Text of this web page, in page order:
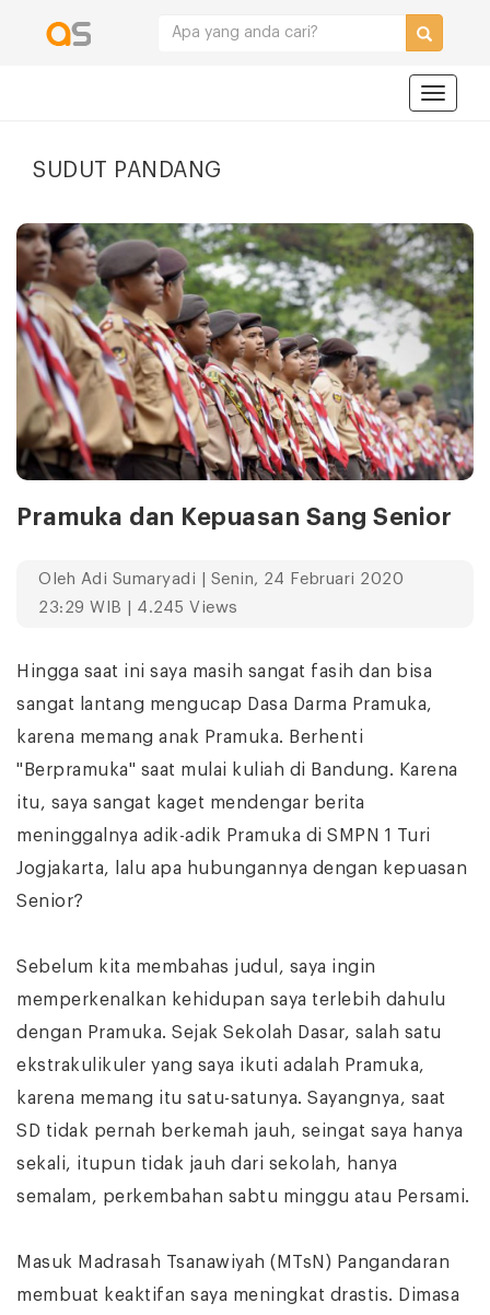
SUDUT PANDANG
Pramuka dan Kepuasan Sang Senior
Oleh Adi Sumaryadi | Senin, 24 Februari 2020
23:29 WIB | 4.245 Views
Hingga saat ini saya masih sangat fasih dan bisa
sangat lantang mengucap Dasa Darma Pramuka,
karena memang anak Pramuka. Berhenti
"Berpramuka" saat mulai kuliah di Bandung. Karena
itu, saya sangat kaget mendengar berita
meninggalnya adik-adik Pramuka di SMPN 1 Turi
Jogjakarta, lalu apa hubungannya dengan kepuasan
Senior?
Sebelum kita membahas judul, saya ingin
memperkenalkan kehidupan saya terlebih dahulu
dengan Pramuka. Sejak Sekolah Dasar, salah satu
ekstrakulikuler yang saya ikuti adalah Pramuka,
karena memang itu satu-satunya. Sayangnya, saat
SD tidak pernah berkemah jauh, seingat saya hanya
sekali, itupun tidak jauh dari sekolah, hanya
semalam, perkembahan sabtu minggu atau Persami.
Masuk Madrasah Tsanawiyah (MTsN) Pangandaran
membuat keaktifan saya meningkat drastis. Dimasa